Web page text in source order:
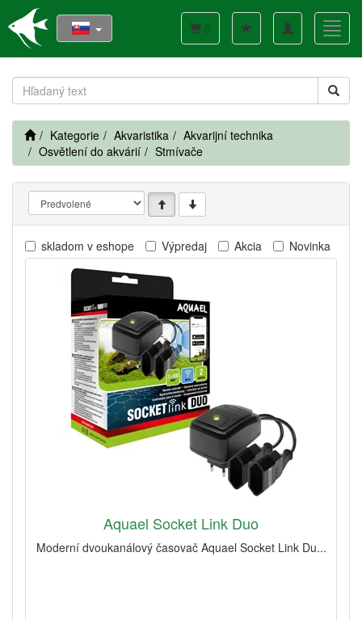
Toggle
navigation
0
Kategorie Akvaristika
Akvarijní technika
Osvětlení do akvárií
Stmívače
skladom v eshope Výpredaj Akcia Novinka
Aquael Socket Link Duo
Moderní dvoukanálový časovač Aquael Socket Link Du...